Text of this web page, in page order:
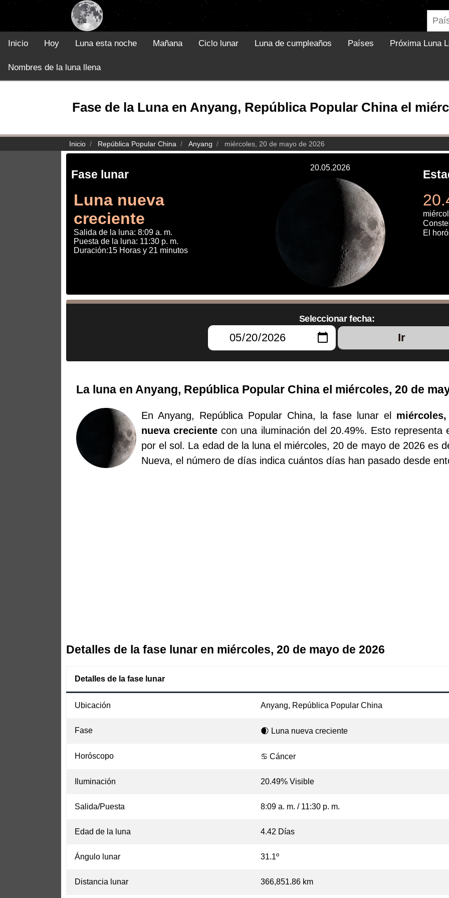
Inicio Hoy Luna esta noche Mañana Ciclo lunar Luna de cumpleaños Países Próxima Luna
Nombres de la luna llena
Fase de la Luna en Anyang, República Popular China el
Inicio República Popular China Anyang miércoles, 20 de mayo de 2026
Fase lunar
Luna nueva
creciente
Salida de la luna: 8:09 a. m.
Puesta de la luna: 11:30 p. m.
Duración:15 Horas y 21 minutos
20.05.2026
El
Seleccionar fecha:
Ir
La luna en Anyang, República Popular China el miércoles, 20 de
En Anyang, República Popular China, la fase lunar el
nueva creciente con una iluminación del 20.49%. Esto representa
por el sol. La edad de la luna el miércoles, 20 de mayo de 2026 es
Nueva, el número de días indica cuántos días han pasado desde
Detalles de la fase lunar en miércoles, 20 de mayo de 2026
Detalles de la fase lunar
Ubicación Anyang, República Popular China
Fase 🌒 Luna nueva creciente
Horóscopo ♋ Cáncer
Iluminación 20.49% Visible
Salida/Puesta 8:09 a. m. / 11:30 p. m.
Edad de la luna 4.42 Días
Ángulo lunar 31.1º
Distancia lunar 366,851.86 km